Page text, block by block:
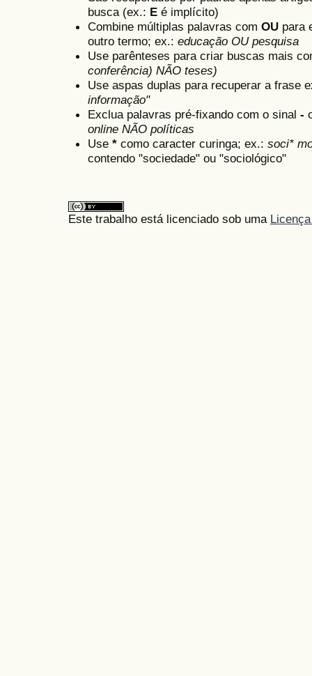
busca (ex.: E é implícito)
Combine múltiplas palavras com OU para
outro termo; ex.: educação OU pesquisa
Use parênteses para criar buscas mais
conferência) NÃO teses)
Use aspas duplas para recuperar a frase
informação"
Exclua palavras pré-fixando com o sinal -
online NÃO políticas
Use * como caracter curinga; ex.: soci*
contendo "sociedade" ou "sociológico"
Este trabalho está licenciado sob uma